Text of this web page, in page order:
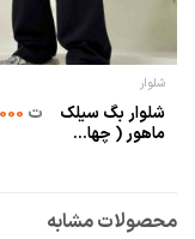
شلوار
شلوار بگ سیلک
ماهور ( چها...
ت2,650,000
محصولات مشابه